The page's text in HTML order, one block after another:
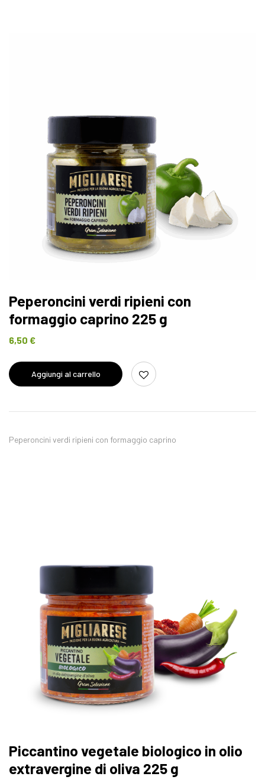
Peperoncini verdi ripieni con
formaggio caprino 225 g
6,50 €
Aggiungi al carrello
Peperoncini verdi ripieni con formaggio caprino
Piccantino vegetale biologico in olio
extravergine di oliva 225 g